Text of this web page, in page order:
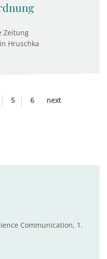
Zeitung
Hruschka
5 6 next
Communication, 1.